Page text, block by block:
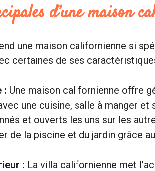
d’une maison
une maison californienne si
certaines de ses
: Une maison californienne offre
une cuisine, salle à manger et
et ouverts les uns sur les
de la piscine et du jardin grâce
: La villa californienne met